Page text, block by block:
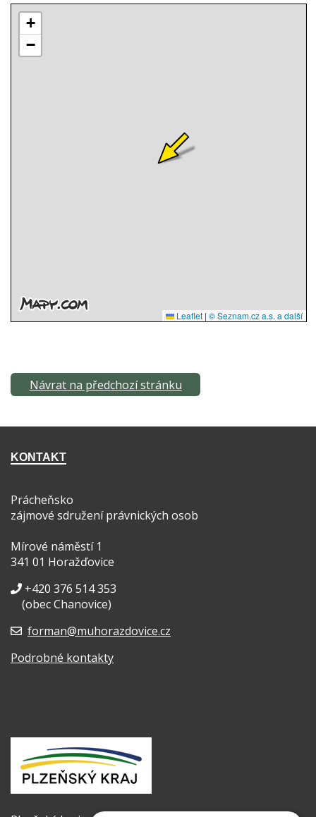
Návrat na předchozí stránku
KONTAKT
Prácheňsko
zájmové sdružení právnických osob
Mírové náměstí 1
341 01 Horažďovice
+420 376 514 353
(obec Chanovice)
forman@muhorazdovice.cz
Podrobné kontakty